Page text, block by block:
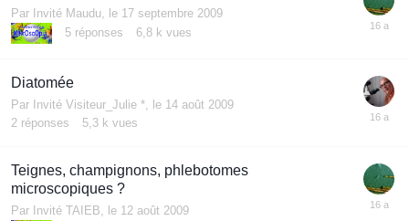
Par Invité Maudu, le 17 septembre 2009
5 réponses 6,8 k vues
Diatomée
Par Invité Visiteur_Julie *, le 14 août 2009
2 réponses 5,3 k vues
Teignes, champignons, phlebotomes
microscopiques ?
Par Invité TAIEB, le 12 août 2009